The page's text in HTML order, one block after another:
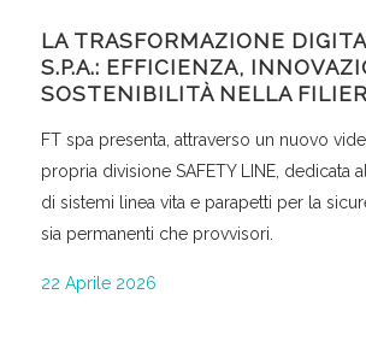
LA TRASFORMAZIONE
S.P.A.: EFFICIENZA,
SOSTENIBILITÀ NELLA
FT spa presenta, attraverso un nuovo
propria divisione SAFETY LINE, dedicata
di sistemi linea vita e parapetti per la
sia permanenti che provvisori.
22 Aprile 2026